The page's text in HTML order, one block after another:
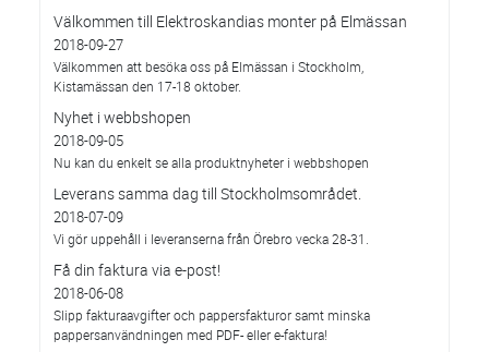
Välkommen till Elektroskandias monter på Elmässan
2018-09-27
Välkommen att besöka oss på Elmässan i Stockholm,
Kistamässan den 17-18 oktober.
Nyhet i webbshopen
2018-09-05
Nu kan du enkelt se alla produktnyheter i webbshopen
Leverans samma dag till Stockholmsområdet.
2018-07-09
Vi gör uppehåll i leveranserna från Örebro vecka 28-31.
Få din faktura via e-post!
2018-06-08
Slipp fakturaavgifter och pappersfakturor samt minska
pappersanvändningen med PDF- eller e-faktura!